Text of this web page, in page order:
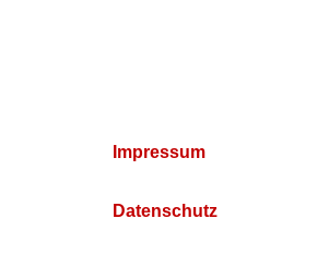
Impressum
Datenschutz